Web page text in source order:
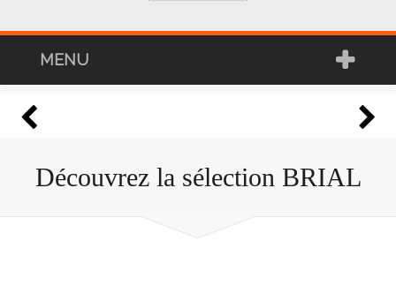
MENU
Découvrez la sélection BRIAL